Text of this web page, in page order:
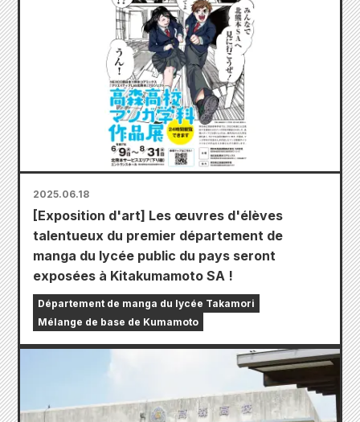
2025.06.18
[Exposition d'art] Les œuvres d'élèves
talentueux du premier département de
manga du lycée public du pays seront
exposées à Kitakumamoto SA !
Département de manga du lycée Takamori
Mélange de base de Kumamoto